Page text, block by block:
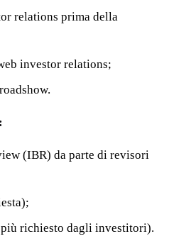
relations prima della
investor relations;
(IBR) da parte di revisori
più richiesto dagli investitori).